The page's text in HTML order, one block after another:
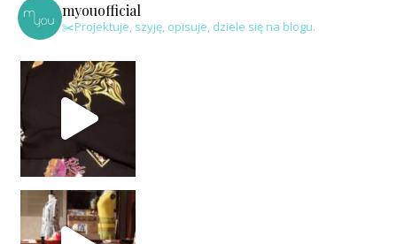
myouofficial
✂️Projektuje, szyję, opisuje, dziele się na blogu.